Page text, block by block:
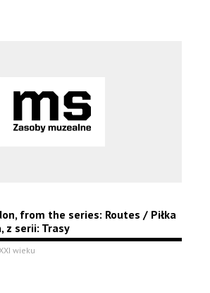
from the series: Routes / Piłka
z serii: Trasy
wieku